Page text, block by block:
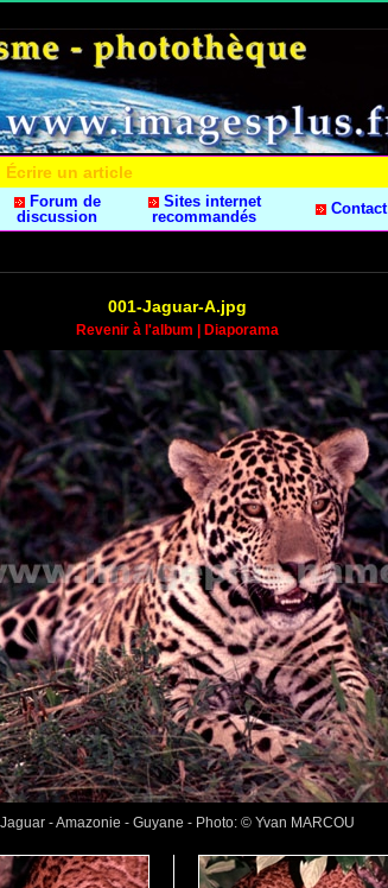
Écrire un article
Forum de
discussion
Sites internet
recommandés
Contact
001-Jaguar-A.jpg
Revenir à l'album Diaporama
Jaguar - Amazonie - Guyane - Photo: © Yvan MARCOU